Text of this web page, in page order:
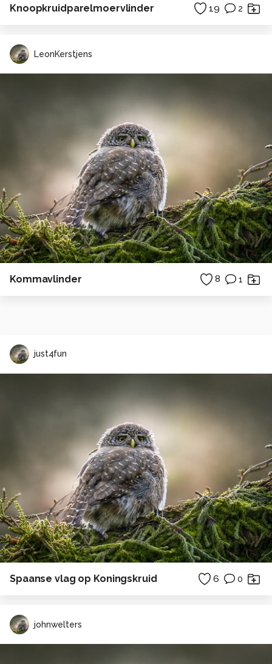
Knoopkruidparelmoervlinder 19 2
LeonKerstjens
Kommavlinder 8 1
just4fun
Spaanse vlag op Koningskruid 6 0
johnwelters